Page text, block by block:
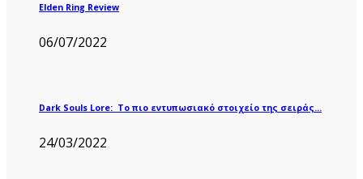
Elden Ring Review
06/07/2022
Dark Souls Lore: Το πιο εντυπωσιακό στοιχείο της σειράς…
24/03/2022